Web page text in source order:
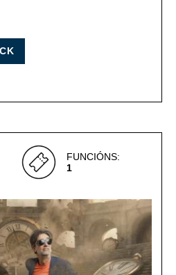
FUNCIÓNS:
1